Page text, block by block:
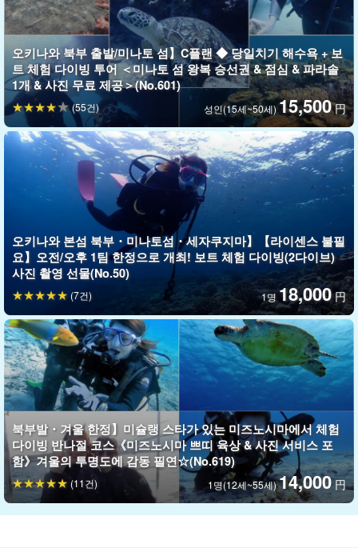
오키나와 북부 출발/미나토 섬】C플랜 ◆ 당일치기 해수욕 + 보
트 체험 다이빙 투어 ＜미나토 섬 왕복 승선권 & 점심 & 파라솔
1개 & 사진 무료 제공＞(No.601)
성인(15세~50세)15,500 円
(55건)
오키나와 본섬 북부・미나토섬・세자쿠지마】【라이센스 불필
요】오전/오후 1팀 한정으로 개최! 보트 체험 다이빙(2다이브)
사진 촬영 선물(No.50)
1명18,000 円
(7건)
북부발・겨울 한정】미슐랭 스타가 있는 미즈노시마에서 체험
다이빙 반나절 코스《미즈노시마 쁘띠 육상 & 사진 서비스 포
함》겨울의 투명도에 감동 필연☆(No.619)
1명(12세~55세)14,000 円
(11건)